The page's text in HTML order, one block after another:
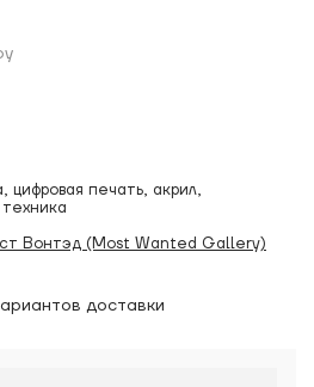
цифровая печать, акрил,
Вонтэд (Most Wanted Gallery)
доставки